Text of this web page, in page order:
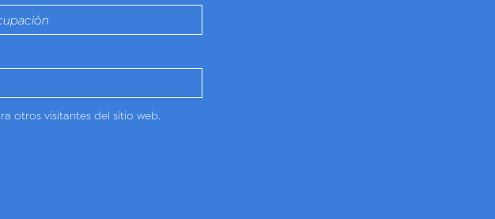
otros visitantes del sitio web.